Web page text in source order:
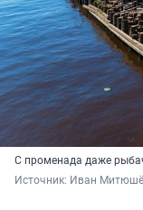
С променада даже
Источник: Иван